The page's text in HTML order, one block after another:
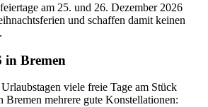
am 25. und 26. Dezember 2026
und schaffen damit keinen
in Bremen
viele freie Tage am Stück
Bremen mehrere gute Konstellationen: